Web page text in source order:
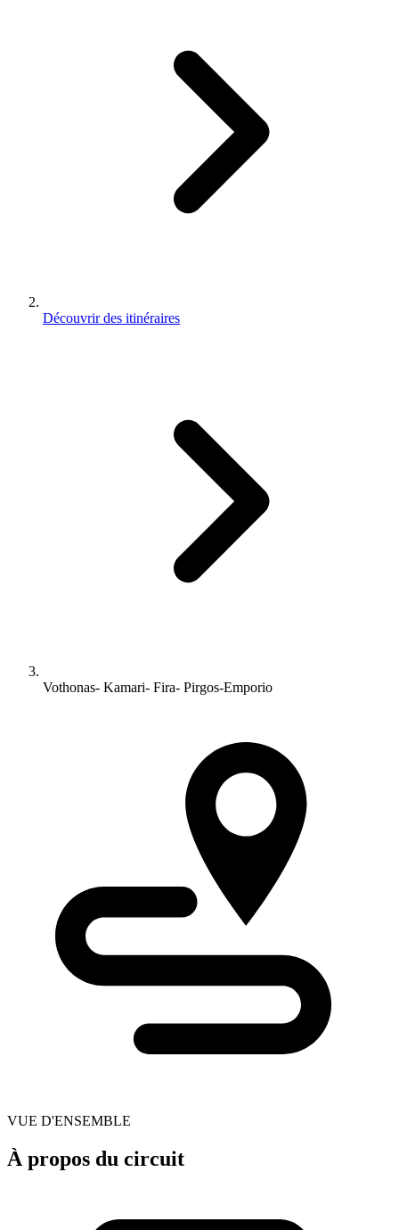
Découvrir des itinéraires
Vothonas- Kamari- Fira- Pirgos-Emporio
VUE D'ENSEMBLE
À propos du circuit